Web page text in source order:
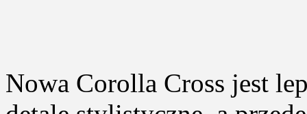
Nowa Corolla Cross jest